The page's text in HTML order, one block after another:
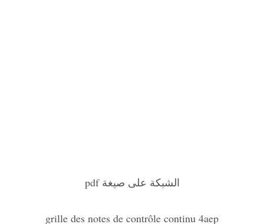
الشبكة على صيغة pdf
grille des notes de contrôle continu 4aep